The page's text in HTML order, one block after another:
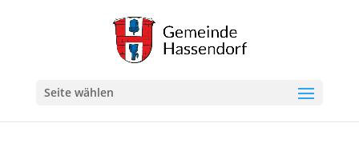
Seite wählen